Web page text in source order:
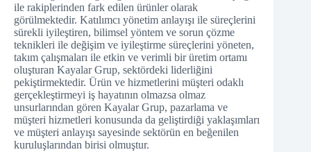
ile rakiplerinden fark edilen ürünler olarak
görülmektedir. Katılımcı yönetim anlayışı ile süreçlerini
sürekli iyileştiren, bilimsel yöntem ve sorun çözme
teknikleri ile değişim ve iyileştirme süreçlerini yöneten,
takım çalışmaları ile etkin ve verimli bir üretim ortamı
oluşturan Kayalar Grup, sektördeki liderliğini
pekiştirmektedir. Ürün ve hizmetlerini müşteri odaklı
gerçekleştirmeyi iş hayatının olmazsa olmaz
unsurlarından gören Kayalar Grup, pazarlama ve
müşteri hizmetleri konusunda da geliştirdiği yaklaşımları
ve müşteri anlayışı sayesinde sektörün en beğenilen
kuruluşlarından birisi olmuştur.